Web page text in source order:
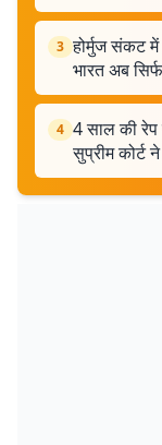
3 होर्मुज संकट में
भारत अब
4 4 साल की रेप
सुप्रीम कोर्ट